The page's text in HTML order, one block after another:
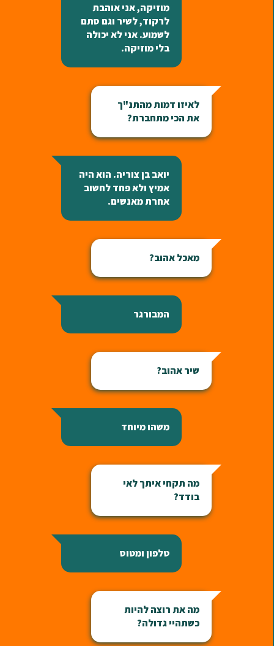
מוזיקה, אני אוהבת
לרקוד, לשיר וגם סתם
לשמוע. אני לא יכולה
בלי מוזיקה.
לאיזו דמות מהתנ"ך
את הכי מתחברת?
יואב בן צוריה. הוא היה
אמיץ ולא פחד לחשוב
אחרת מאנשים.
מאכל אהוב?
המבורגר
שיר אהוב?
משהו מיוחד
מה תקחי איתך לאי
בודד?
טלפון ומטוס
מה את רוצה להיות
כשתהיי גדולה?